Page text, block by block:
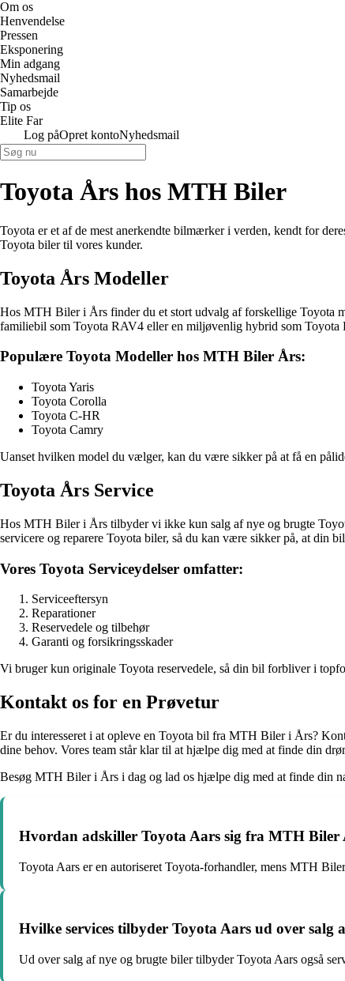
Om os
Henvendelse
Pressen
Eksponering
Min adgang
Nyhedsmail
Samarbejde
Tip os
Elite Far
Log påOpret kontoNyhedsmail
Toyota Års hos MTH Biler
Toyota er et af de mest anerkendte bilmærker i verden, kendt for
Toyota biler til vores kunder.
Toyota Års Modeller
Hos MTH Biler i Års finder du et stort udvalg af forskellige Toyota
familiebil som Toyota RAV4 eller en miljøvenlig hybrid som Toyota
Populære Toyota Modeller hos MTH Biler Års:
Toyota Yaris
Toyota Corolla
Toyota C-HR
Toyota Camry
Uanset hvilken model du vælger, kan du være sikker på at få en
Toyota Års Service
Hos MTH Biler i Års tilbyder vi ikke kun salg af nye og brugte
servicere og reparere Toyota biler, så du kan være sikker på, at din
Vores Toyota Serviceydelser omfatter:
Serviceeftersyn
Reparationer
Reservedele og tilbehør
Garanti og forsikringsskader
Vi bruger kun originale Toyota reservedele, så din bil forbliver i
Kontakt os for en Prøvetur
Er du interesseret i at opleve en Toyota bil fra MTH Biler i Års?
dine behov. Vores team står klar til at hjælpe dig med at finde din
Besøg MTH Biler i Års i dag og lad os hjælpe dig med at finde din
Hvordan adskiller Toyota Aars sig fra MTH Biler
Toyota Aars er en autoriseret Toyota-forhandler, mens MTH
Hvilke services tilbyder Toyota Aars ud over salg
Ud over salg af nye og brugte biler tilbyder Toyota Aars også